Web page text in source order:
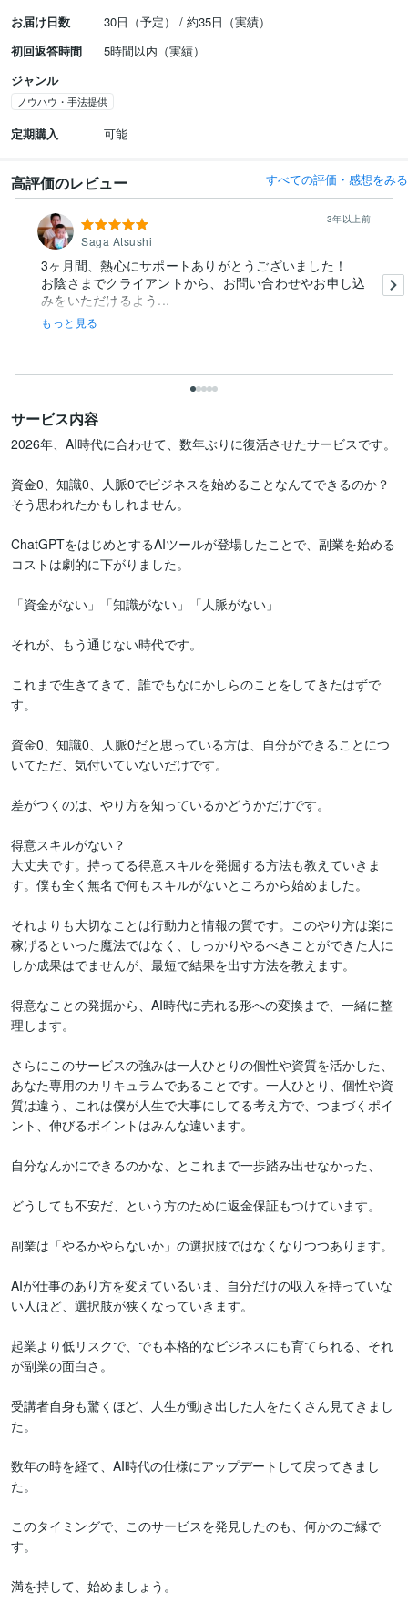
お届け日数
30日（予定） / 約35日（実績）
初回返答時間
5時間以内（実績）
ジャンル
ノウハウ・手法提供
定期購入 可能
高評価のレビュー すべての評価・感想をみる
Saga Atsushi
3年以上前
3ヶ月間、熱心にサポートありがとうございました！
お陰さまでクライアントから、お問い合わせやお申し込
みをいただけるよう...
もっと見る
サービス内容
2026年、AI時代に合わせて、数年ぶりに復活させたサービスです。
資金0、知識0、人脈0でビジネスを始めることなんてできるのか？
そう思われたかもしれません。
ChatGPTをはじめとするAIツールが登場したことで、副業を始める
コストは劇的に下がりました。
「資金がない」「知識がない」「人脈がない」
それが、もう通じない時代です。
これまで生きてきて、誰でもなにかしらのことをしてきたはずで
す。
資金0、知識0、人脈0だと思っている方は、自分ができることにつ
いてただ、気付いていないだけです。
差がつくのは、やり方を知っているかどうかだけです。
得意スキルがない？
大丈夫です。持ってる得意スキルを発掘する方法も教えていきま
す。僕も全く無名で何もスキルがないところから始めました。
それよりも大切なことは行動力と情報の質です。このやり方は楽に
稼げるといった魔法ではなく、しっかりやるべきことができた人に
しか成果はでませんが、最短で結果を出す方法を教えます。
得意なことの発掘から、AI時代に売れる形への変換まで、一緒に整
理します。
さらにこのサービスの強みは一人ひとりの個性や資質を活かした、
あなた専用のカリキュラムであることです。一人ひとり、個性や資
質は違う、これは僕が人生で大事にしてる考え方で、つまづくポイ
ント、伸びるポイントはみんな違います。
自分なんかにできるのかな、とこれまで一歩踏み出せなかった、
どうしても不安だ、という方のために返金保証もつけています。
副業は「やるかやらないか」の選択肢ではなくなりつつあります。
AIが仕事のあり方を変えているいま、自分だけの収入を持っていな
い人ほど、選択肢が狭くなっていきます。
起業より低リスクで、でも本格的なビジネスにも育てられる、それ
が副業の面白さ。
受講者自身も驚くほど、人生が動き出した人をたくさん見てきまし
た。
数年の時を経て、AI時代の仕様にアップデートして戻ってきまし
た。
このタイミングで、このサービスを発見したのも、何かのご縁で
す。
満を持して、始めましょう。